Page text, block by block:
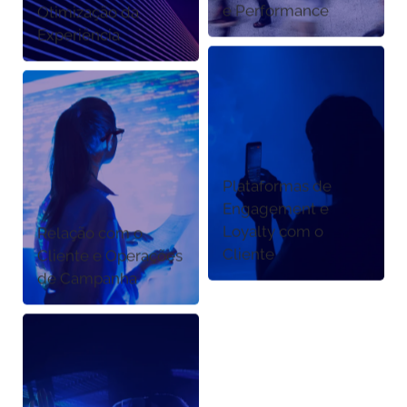
Otimização da
Experiência
e Performance
Relação com o
Cliente e Operações
de Campanha
Plataformas de
Engagement e
Loyalty com o
Cliente